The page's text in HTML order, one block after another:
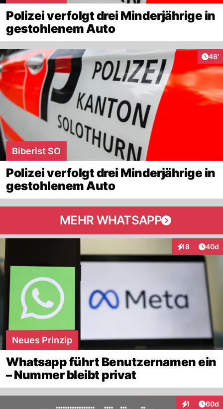
Polizei verfolgt drei Minderjährige in
gestohlenem Auto
46'
Biberist SO
Polizei verfolgt drei Minderjährige in
gestohlenem Auto
MEHR WHATSAPP
18
Interaktionen
40d
Neues Prinzip
Whatsapp führt Benutzernamen ein
– Nummer bleibt privat
1 60d